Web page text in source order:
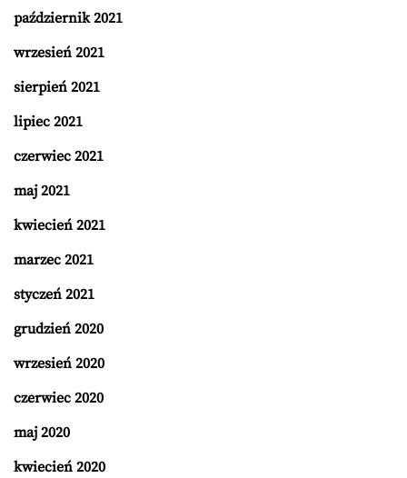
październik 2021
wrzesień 2021
sierpień 2021
lipiec 2021
czerwiec 2021
maj 2021
kwiecień 2021
marzec 2021
styczeń 2021
grudzień 2020
wrzesień 2020
czerwiec 2020
maj 2020
kwiecień 2020